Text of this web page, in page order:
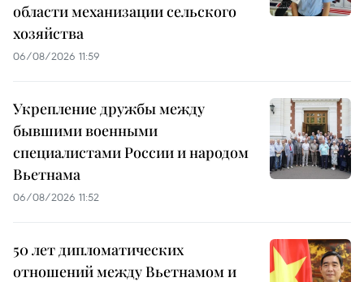
области механизации сельского
хозяйства
06/08/2026 11:59
Укрепление дружбы между
бывшими военными
специалистами России и народом
Вьетнама
06/08/2026 11:52
50 лет дипломатических
отношений между Вьетнамом и